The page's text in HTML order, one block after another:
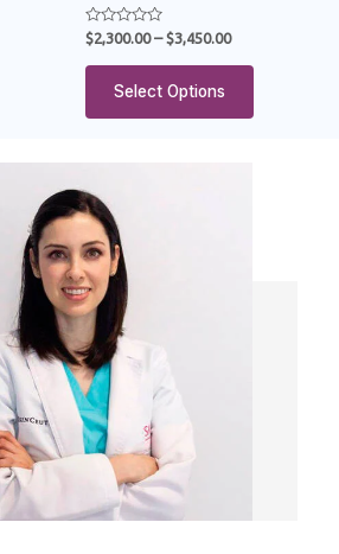
Rated
0
out
$2,300.00–$3,450.00
Select Options